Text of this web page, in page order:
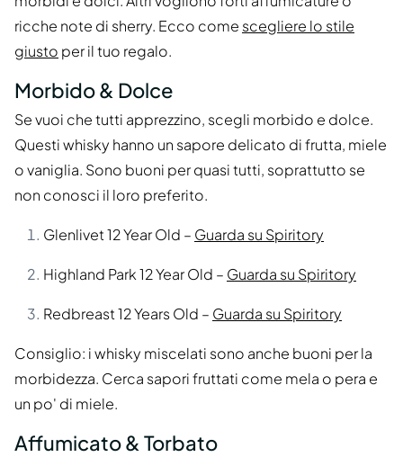
ricche note di sherry. Ecco come scegliere lo stile
giusto per il tuo regalo.
Morbido & Dolce
Se vuoi che tutti apprezzino, scegli morbido e dolce.
Questi whisky hanno un sapore delicato di frutta, miele
o vaniglia. Sono buoni per quasi tutti, soprattutto se
non conosci il loro preferito.
Glenlivet 12 Year Old – Guarda su Spiritory
Highland Park 12 Year Old – Guarda su Spiritory
Redbreast 12 Years Old – Guarda su Spiritory
Consiglio: i whisky miscelati sono anche buoni per la
morbidezza. Cerca sapori fruttati come mela o pera e
un po' di miele.
Affumicato & Torbato